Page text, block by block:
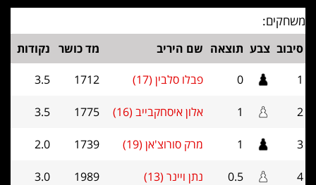
משחקים:
סיבוב צבע תוצאה שם היריב מד כושר נקודות
1
0 פבלו סלבין (17) 1712
3.5
2
1 אלון איסחקבייב (16) 1775
3.5
3
1 מרק סורוצ'אן (19) 1739
2.0
4
0.5 נתן ויינר (13) 1989
3.0